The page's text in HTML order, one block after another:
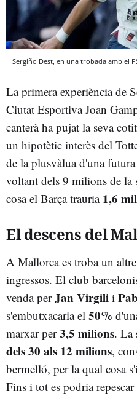
Sergiño Dest, en una trobada amb el
La primera experiència de
Ciutat Esportiva Joan
canterà ha pujat la seva
un hipotètic interès del
de la plusvàlua d'una
voltant dels 9 milions de la
cosa el Barça trauria 1,6
El descens del
A Mallorca es troba un
ingressos. El club
venda perJan Virgili i
s'embutxacaria el 50%
marxar per3,5 milions. La
dels 30 als 12 milions,
bermelló, per la qual cosa
Fins i tot es podria